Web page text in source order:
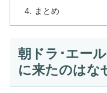
まとめ
朝ドラ･エー
に来たのはな